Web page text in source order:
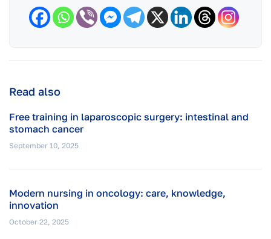
Read also
Free training in laparoscopic surgery: intestinal and
stomach cancer
September 10, 2025
Modern nursing in oncology: care, knowledge,
innovation
October 22, 2025